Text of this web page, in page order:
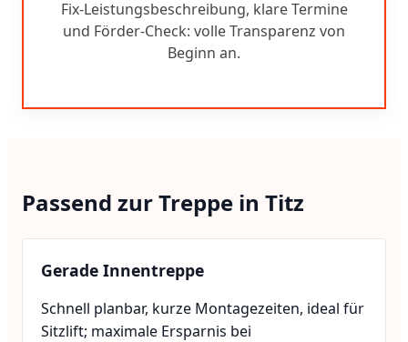
Fix-Leistungsbeschreibung, klare Termine
und Förder-Check: volle Transparenz von
Beginn an.
Passend zur Treppe in Titz
Gerade Innentreppe
Schnell planbar, kurze Montagezeiten, ideal für
Sitzlift; maximale Ersparnis bei